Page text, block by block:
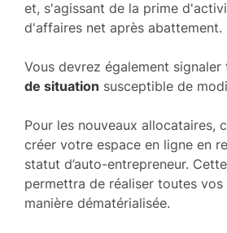
et, s'agissant de la prime
d'affaires net après abattement.
Vous devrez également signaler
de situation susceptible de
Pour les nouveaux allocataires,
créer votre espace en ligne en
statut d’auto-entrepreneur.
permettra de réaliser toutes
manière dématérialisée.